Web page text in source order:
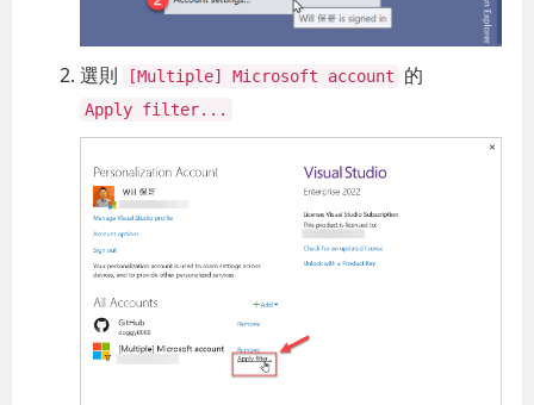
選則 [Multiple] Microsoft account 的
Apply filter...